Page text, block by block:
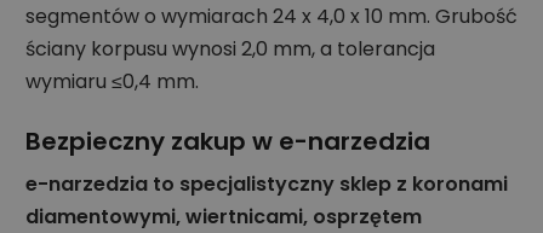
segmentów o wymiarach 24 x 4,0 x 10 mm. Grubość
ściany korpusu wynosi 2,0 mm, a tolerancja
wymiaru ≤0,4 mm.
Bezpieczny zakup w e-narzedzia
e-narzedzia to specjalistyczny sklep z koronami
diamentowymi, wiertnicami, osprzętem